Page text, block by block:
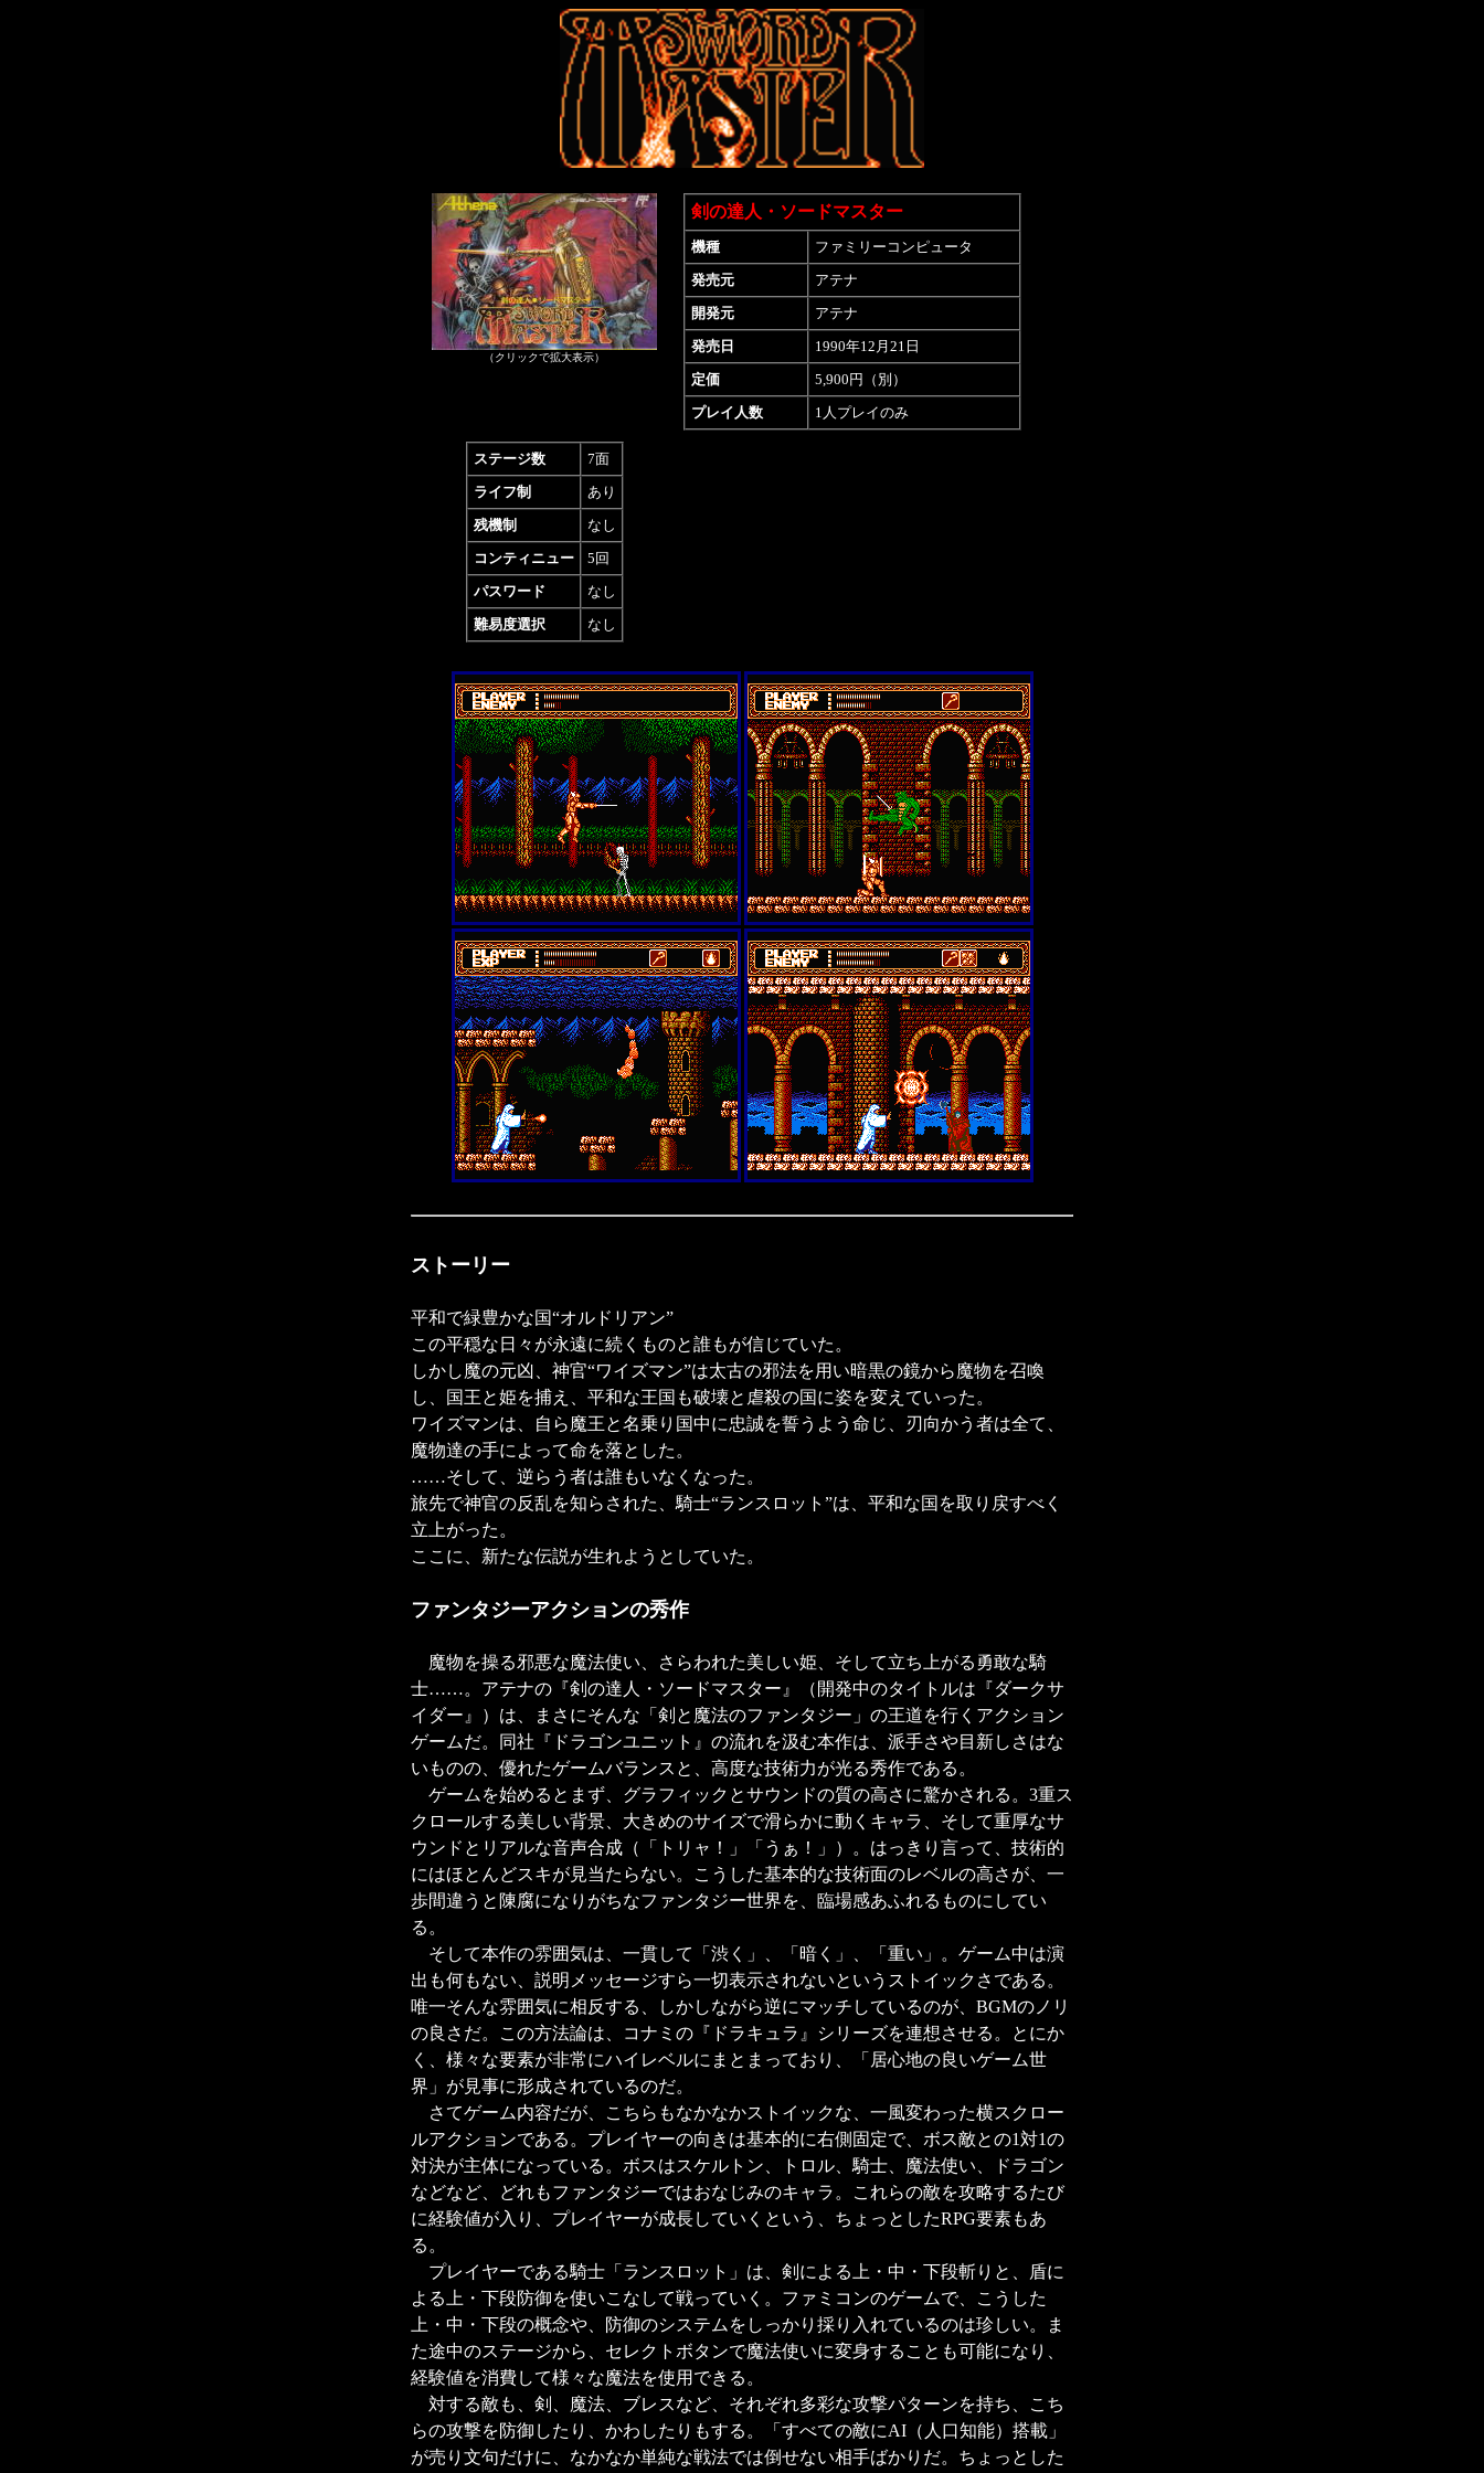
（クリックで拡大表示）
剣の達人・ソードマスター
機種
ファミリーコンピュータ
発売元
アテナ
開発元
アテナ
発売日
1990年12月21日
定価
5,900円（別）
プレイ人数
1人プレイのみ
ステージ数
7面
ライフ制
あり
残機制
なし
コンティニュー
5回
パスワード
なし
難易度選択
なし
ストーリー
平和で緑豊かな国“オルドリアン”
この平穏な日々が永遠に続くものと誰もが信じていた。
しかし魔の元凶、神官“ワイズマン”は太古の邪法を用い暗黒の鏡から魔物を召喚
し、国王と姫を捕え、平和な王国も破壊と虐殺の国に姿を変えていった。
ワイズマンは、自ら魔王と名乗り国中に忠誠を誓うよう命じ、刃向かう者は全て、
魔物達の手によって命を落とした。
……そして、逆らう者は誰もいなくなった。
旅先で神官の反乱を知らされた、騎士“ランスロット”は、平和な国を取り戻すべく
立上がった。
ここに、新たな伝説が生れようとしていた。
ファンタジーアクションの秀作
魔物を操る邪悪な魔法使い、さらわれた美しい姫、そして立ち上がる勇敢な騎
士……。アテナの『剣の達人・ソードマスター』（開発中のタイトルは『ダークサ
イダー』）は、まさにそんな「剣と魔法のファンタジー」の王道を行くアクション
ゲームだ。同社『ドラゴンユニット』の流れを汲む本作は、派手さや目新しさはな
いものの、優れたゲームバランスと、高度な技術力が光る秀作である。
ゲームを始めるとまず、グラフィックとサウンドの質の高さに驚かされる。3重ス
クロールする美しい背景、大きめのサイズで滑らかに動くキャラ、そして重厚なサ
ウンドとリアルな音声合成（「トリャ！」「うぁ！」）。はっきり言って、技術的
にはほとんどスキが見当たらない。こうした基本的な技術面のレベルの高さが、一
歩間違うと陳腐になりがちなファンタジー世界を、臨場感あふれるものにしてい
る。
そして本作の雰囲気は、一貫して「渋く」、「暗く」、「重い」。ゲーム中は演
出も何もない、説明メッセージすら一切表示されないというストイックさである。
唯一そんな雰囲気に相反する、しかしながら逆にマッチしているのが、BGMのノリ
の良さだ。この方法論は、コナミの『ドラキュラ』シリーズを連想させる。とにか
く、様々な要素が非常にハイレベルにまとまっており、「居心地の良いゲーム世
界」が見事に形成されているのだ。
さてゲーム内容だが、こちらもなかなかストイックな、一風変わった横スクロー
ルアクションである。プレイヤーの向きは基本的に右側固定で、ボス敵との1対1の
対決が主体になっている。ボスはスケルトン、トロル、騎士、魔法使い、ドラゴン
などなど、どれもファンタジーではおなじみのキャラ。これらの敵を攻略するたび
に経験値が入り、プレイヤーが成長していくという、ちょっとしたRPG要素もあ
る。
プレイヤーである騎士「ランスロット」は、剣による上・中・下段斬りと、盾に
よる上・下段防御を使いこなして戦っていく。ファミコンのゲームで、こうした
上・中・下段の概念や、防御のシステムをしっかり採り入れているのは珍しい。ま
た途中のステージから、セレクトボタンで魔法使いに変身することも可能になり、
経験値を消費して様々な魔法を使用できる。
対する敵も、剣、魔法、ブレスなど、それぞれ多彩な攻撃パターンを持ち、こち
らの攻撃を防御したり、かわしたりもする。「すべての敵にAI（人口知能）搭載」
が売り文句だけに、なかなか単純な戦法では倒せない相手ばかりだ。ちょっとした